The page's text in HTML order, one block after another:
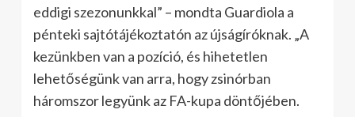
eddigi szezonunkkal” – mondta Guardiola a
pénteki sajtótájékoztatón az újságíróknak. „A
kezünkben van a pozíció, és hihetetlen
lehetőségünk van arra, hogy zsinórban
háromszor legyünk az FA-kupa döntőjében.